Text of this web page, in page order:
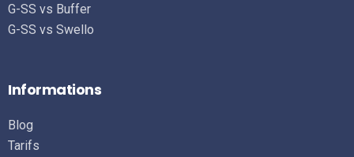
G-SS vs Buffer
G-SS vs Swello
Informations
Blog
Tarifs